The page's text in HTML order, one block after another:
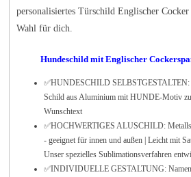
personalisiertes Türschild Englischer
Wahl für dich.
Hundeschild mit Englischer
✅HUNDESCHILD SELBSTGESTALTEN:
Schild aus Aluminium mit HUNDE-Motiv
Wunschtext
✅HOCHWERTIGES ALUSCHILD:
- geeignet für innen und außen | Leicht mit
Unser spezielles Sublimationsverfahren
✅INDIVIDUELLE GESTALTUNG: